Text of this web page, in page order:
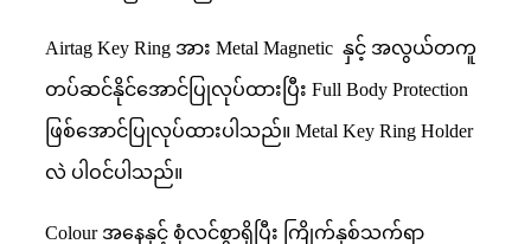
Airtag Key Ring အား Metal Magnetic နှင့် အလွယ်တကူ
တပ်ဆင်နိုင်အောင်ပြုလုပ်ထားပြီး Full Body Protection
ဖြစ်အောင်ပြုလုပ်ထားပါသည်။ Metal Key Ring Holder
လဲ ပါဝင်ပါသည်။
Colour အနေနှင့် စုံလင်စွာရှိပြီး ကြိုက်နှစ်သက်ရာ